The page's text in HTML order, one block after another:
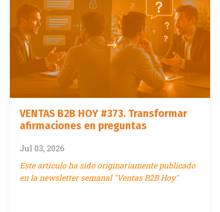
VENTAS B2B HOY #373. Transformar
afirmaciones en preguntas
Jul 03, 2026
Este artículo ha sido originariamente publicado
en la newsletter semanal "Ventas B2B Hoy"